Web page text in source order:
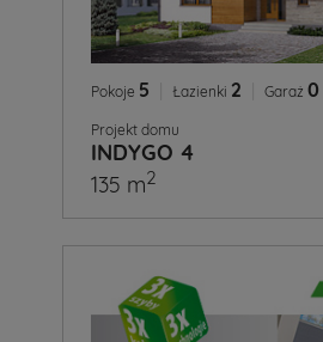
Pokoje 5 Łazienki 2 Garaż 0
Projekt domu
INDYGO 4
135 m2